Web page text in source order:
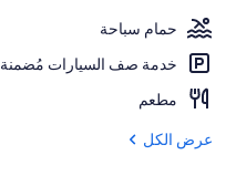
حمام سباحة
خدمة صف السيارات مُضمنة
مطعم
عرض الكل